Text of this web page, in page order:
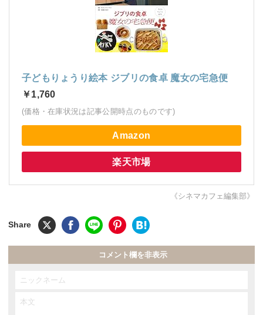
子どもりょうり絵本 ジブリの食卓 魔女の宅急便
￥1,760
(価格・在庫状況は記事公開時点のものです)
Amazon
楽天市場
《シネマカフェ編集部》
コメント欄を非表示